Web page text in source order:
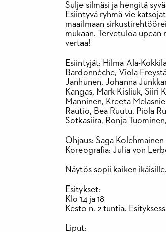
Sulje silmäsi ja hengitä
Esiintyvä ryhmä vie
maailmaan
mukaan. Tervetuloa upean
vertaa!
Esiintyjät: Hilma Ala-
Bardonnèche, Viola
Janhunen, Johanna
Kangas, Mark Kisliuk, Siiri
Manninen, Kreeta
Rautio, Bea Ruutu, Piola
Sotkasiira, Ronja
Ohjaus: Saga Kolehmainen
Koreografia: Julia von
Näytös sopii kaiken ikäisille.
Esitykset:
Klo 14 ja 18
Kesto n. 2 tuntia.
Liput: